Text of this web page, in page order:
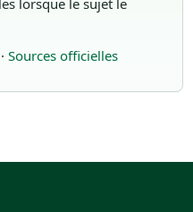
lorsque le sujet le
Sources officielles